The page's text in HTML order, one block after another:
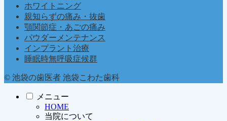
ホワイトニング
親知らずの痛み・抜歯
顎関節症・あごの痛み
パウダーメンテナンス
インプラント治療
睡眠時無呼吸症候群
© 池袋の歯医者 池袋こわた歯科
メニュー
HOME
当院について